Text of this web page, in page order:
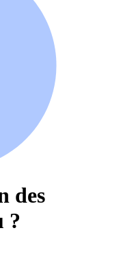
des
?